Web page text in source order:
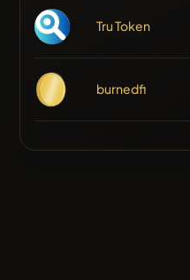
Tru Token
burnedfi